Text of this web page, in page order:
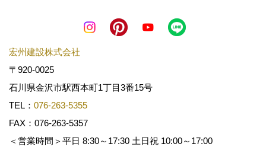
宏州建設株式会社
〒920-0025
石川県金沢市駅西本町1丁目3番15号
TEL： 076-263-5355
FAX：076-263-5357
＜営業時間＞平日 8:30～17:30 土日祝 10:00～17:00